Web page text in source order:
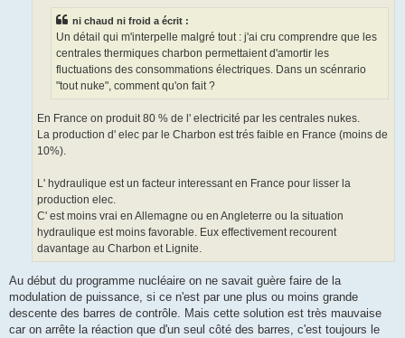
ni chaud ni froid a écrit :
Un détail qui m'interpelle malgré tout : j'ai cru comprendre que les
centrales thermiques charbon permettaient d'amortir les
fluctuations des consommations électriques. Dans un scénrario
"tout nuke", comment qu'on fait ?
En France on produit 80 % de l' electricité par les centrales nukes.
La production d' elec par le Charbon est trés faible en France (moins de
10%).
L' hydraulique est un facteur interessant en France pour lisser la
production elec.
C' est moins vrai en Allemagne ou en Angleterre ou la situation
hydraulique est moins favorable. Eux effectivement recourent
davantage au Charbon et Lignite.
Au début du programme nucléaire on ne savait guère faire de la
modulation de puissance, si ce n'est par une plus ou moins grande
descente des barres de contrôle. Mais cette solution est très mauvaise
car on arrête la réaction que d'un seul côté des barres, c'est toujours le